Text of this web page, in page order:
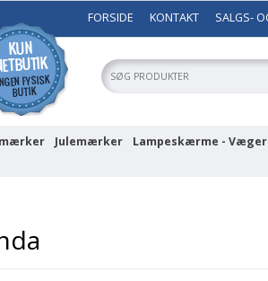
FORSIDE KONTAKT SALGS-
Julemærker Lampeskærme -